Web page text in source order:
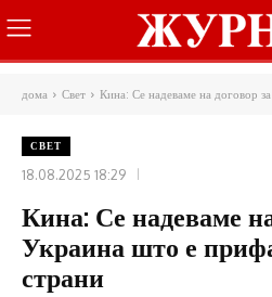
дома Свет Кина: Се надеваме на договор
СВЕТ
18.08.2025 18:29
Кина: Се надеваме
Украина што е
страни